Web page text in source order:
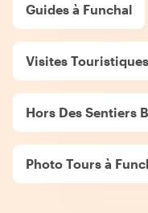
Guides à Funchal
Visites
Hors Des Sentiers
Photo Tours à